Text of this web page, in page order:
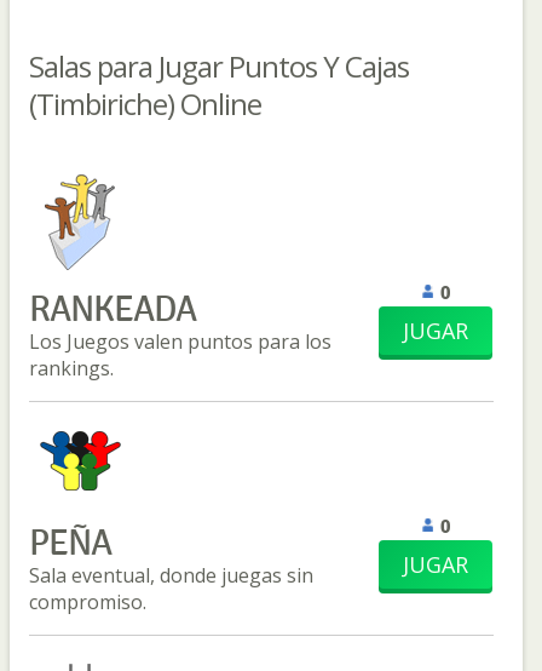
Salas para Jugar Puntos Y Cajas
(Timbiriche) Online
RANKEADA
Los Juegos valen puntos para los
rankings.
0
JUGAR
PEÑA
Sala eventual, donde juegas sin
compromiso.
0
JUGAR